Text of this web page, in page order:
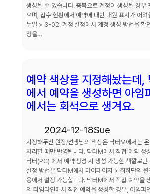
생성될 수 있습니다. 중복으로 계정이 생성될 경우
으며, 접수 현황에서 예약에 대한 내원 표시가 어려
뉴얼 > 3-02. 계정 설정에서 계정 생성 방법을 확
정을…
예약 색상을 지정해놨는데,
에서 예약을 생성하면 아임
에서는 회색으로 생겨요.
2024-12-18Sue
지정해두신 원장/선생님의 색상은 닥터M에서는
처리할 때만 반영됩니다. 닥터M에서 직접 예약 생
닥터(PC) 에서 예약 생성 시 생성 가능한 색깔로만
설정 방법은 닥터M에서 마이페이지 > 최하단의 원
용에서 설정 가능합니다. 닥터M에서 직접 예약을
의 타임라인에서 직접 예약을 생성한 경우, 아임파